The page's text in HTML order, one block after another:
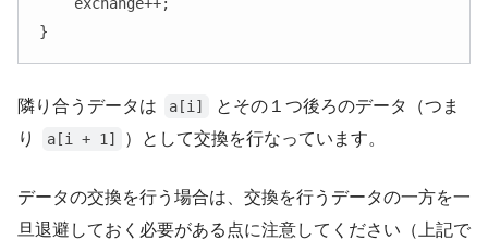
}
隣り合うデータは a[i]
とその１つ後ろのデータ（つま
り
a[i + 1] ）として交換を行なっています。
データの交換を行う場合は、交換を行うデータの一方を一
旦退避しておく必要がある点に注意してください（上記で